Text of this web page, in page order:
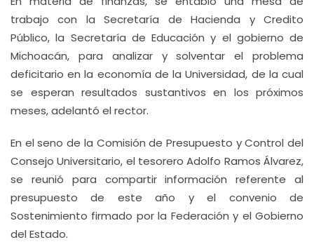
trabajo con la Secretaría de Hacienda y Credito
Público, la Secretaría de Educación y el gobierno de
Michoacán, para analizar y solventar el problema
deficitario en la economía de la Universidad, de la cual
se esperan resultados sustantivos en los próximos
meses, adelantó el rector.
En el seno de la Comisión de Presupuesto y Control del
Consejo Universitario, el tesorero Adolfo Ramos Álvarez,
se reunió para compartir información referente al
presupuesto de este año y el convenio de
Sostenimiento firmado por la Federación y el Gobierno
del Estado.